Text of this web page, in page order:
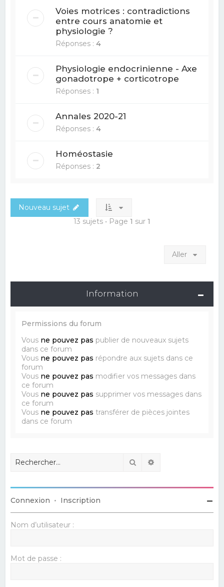
Voies motrices : contradictions
entre cours anatomie et
physiologie ?
Réponses :4
Physiologie endocrinienne - Axe
gonadotrope + corticotrope
Réponses : 1
Annales 2020-21
Réponses :4
Homéostasie
Réponses : 2
Nouveau sujet
13 sujets • Page 1 sur 1
Aller
Information
Permissions du forum
Vous ne pouvez pas publier de nouveaux sujets
dans ce forum
Vous ne pouvez pas répondre aux sujets dans ce
forum
Vous ne pouvez pas modifier vos messages dans
ce forum
Vous ne pouvez pas supprimer vos messages dans
ce forum
Vous ne pouvez pas transférer de pièces jointes
dans ce forum
Rechercher
Connexion • Inscription
Nom d’utilisateur :
Mot de passe :